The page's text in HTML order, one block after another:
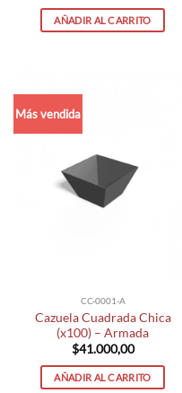
AÑADIR AL CARRITO
Más vendida
CC-0001-A
Cazuela Cuadrada Chica
(x100) – Armada
$41.000,00
AÑADIR AL CARRITO